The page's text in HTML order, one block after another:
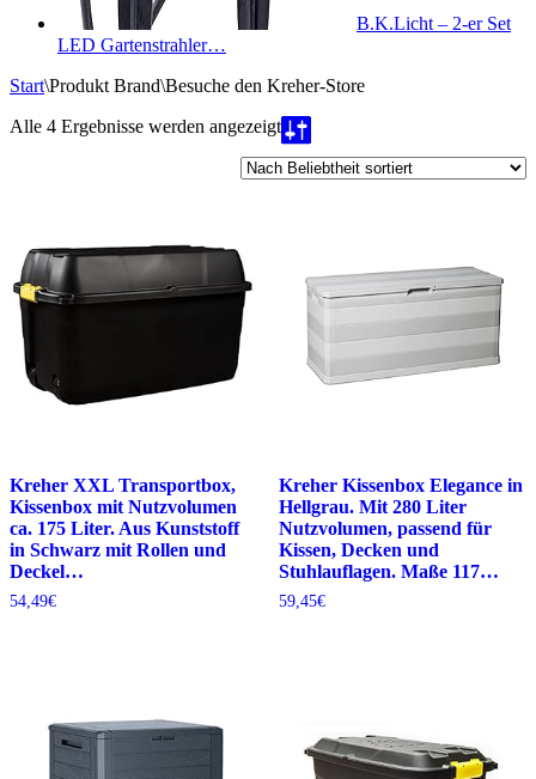
B.K.Licht – 2-er Set
LED Gartenstrahler…
Start\Produkt Brand\Besuche den Kreher-Store
Alle 4 Ergebnisse werden angezeigtNach
Beliebtheit
sortiert
Kreher XXL Transportbox,
Kissenbox mit Nutzvolumen
ca. 175 Liter. Aus Kunststoff
in Schwarz mit Rollen und
Deckel…
54,49€
Kreher Kissenbox Elegance in
Hellgrau. Mit 280 Liter
Nutzvolumen, passend für
Kissen, Decken und
Stuhlauflagen. Maße 117…
59,45€